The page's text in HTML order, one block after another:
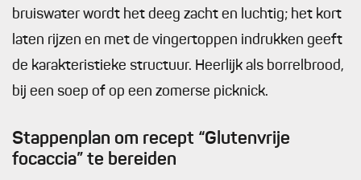
bruiswater wordt het deeg zacht en luchtig; het kort
laten rijzen en met de vingertoppen indrukken geeft
de karakteristieke structuur. Heerlijk als borrelbrood,
bij een soep of op een zomerse picknick.
Stappenplan om recept “Glutenvrije
focaccia” te bereiden